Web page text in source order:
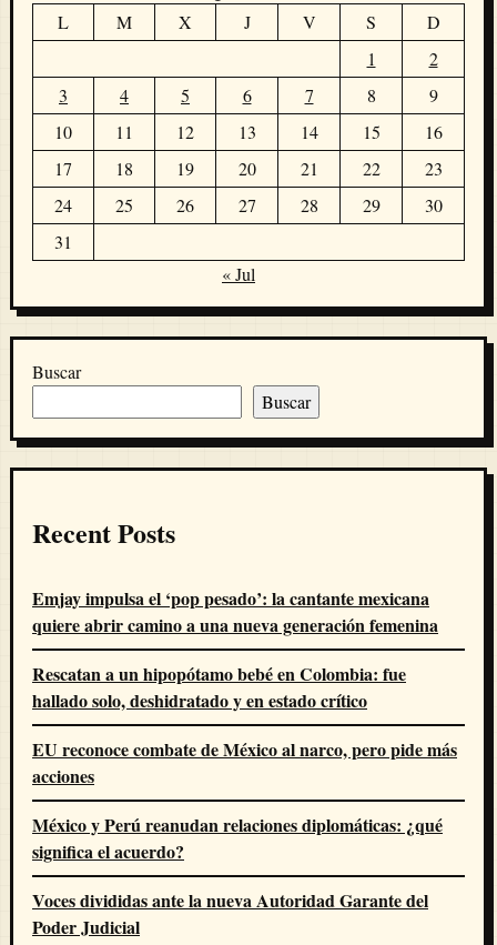
L
M X J V S
D
1
2
3
4 5 6 7 8
9
10
11 12 13 14 15
16
17
18 19 20 21 22
23
24
25 26 27 28 29
30
31
« Jul
Buscar
Buscar
Recent Posts
Emjay impulsa el ‘pop pesado’: la cantante mexicana
quiere abrir camino a una nueva generación femenina
Rescatan a un hipopótamo bebé en Colombia: fue
hallado solo, deshidratado y en estado crítico
EU reconoce combate de México al narco, pero pide más
acciones
México y Perú reanudan relaciones diplomáticas: ¿qué
significa el acuerdo?
Voces divididas ante la nueva Autoridad Garante del
Poder Judicial